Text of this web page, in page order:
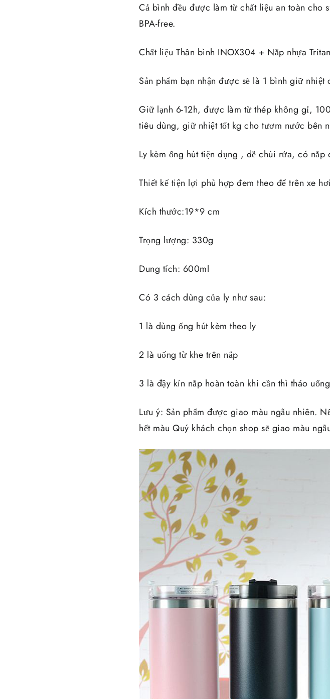
Cả bình đều được làm từ chất liệu an toàn cho
BPA-free.
Chất liệu Thân bình INOX304 + Nắp nhựa Tritan
Sản phẩm bạn nhận được sẽ là 1 bình giữ nhiệt
Giữ lạnh 6-12h, được làm từ thép không gỉ,
tiêu dùng, giữ nhiệt tốt kg cho tươm nước bên
Ly kèm ống hút tiện dụng , dễ chùi rửa, có nắp
Thiết kế tiện lợi phù hợp đem theo để trên xe
Kích thước:19*9 cm
Trọng lượng: 330g
Dung tích: 600ml
Có 3 cách dùng của ly như sau:
1 là dùng ống hút kèm theo ly
2 là uống từ khe trên nắp
3 là đậy kín nắp hoàn toàn khi cần thì tháo
Lưu ý: Sản phẩm được giao màu ngẫu nhiên.
hết màu Quý khách chọn shop sẽ giao màu